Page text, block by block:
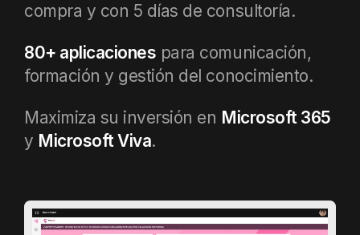
compra y con 5 días de consultoría.
80+ aplicaciones para comunicación,
formación y gestión del conocimiento.
Maximiza su inversión en Microsoft 365
y Microsoft Viva.